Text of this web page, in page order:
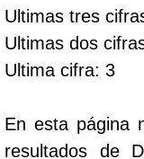
Ultimas tres
Ultimas dos
Ultima cifra: 3
En esta página
resultados de